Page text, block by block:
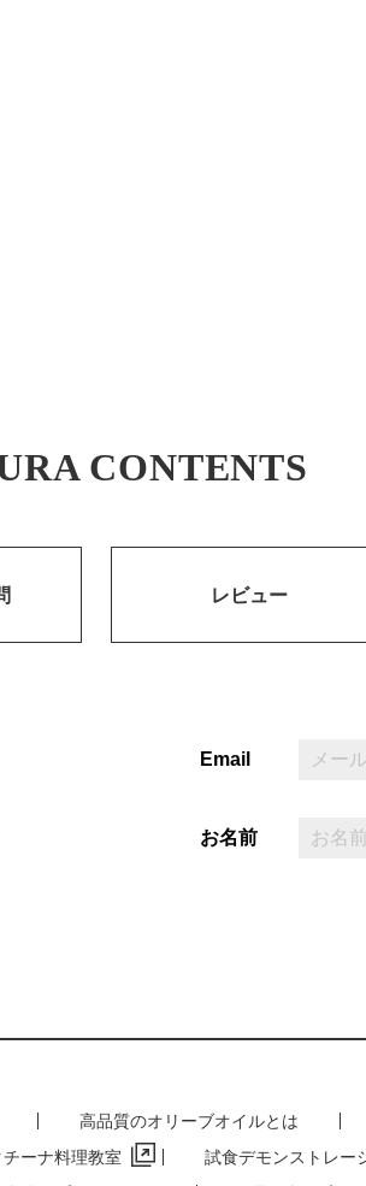
CONTENTS
レビュー
Email
お名前
高品質のオリーブオイルとは
ーナ料理教室
試食デモンストレー